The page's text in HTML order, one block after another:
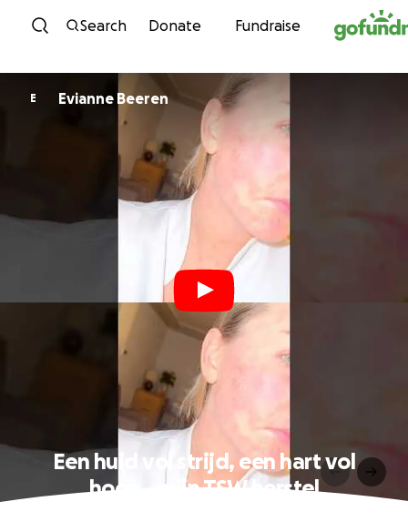
Skip to content
Search Donate Fundraise
E Evianne Beeren
Een huid vol strijd, een hart vol
hoop - mijn TSW herstel